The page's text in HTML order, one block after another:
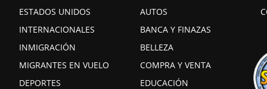
ESTADOS UNIDOS
INTERNACIONALES
INMIGRACIÓN
MIGRANTES EN VUELO
DEPORTES
AUTOS
BANCA Y FINAZAS
BELLEZA
COMPRA Y VENTA
EDUCACIÓN